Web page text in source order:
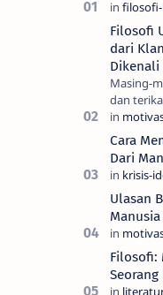
Filosofi
dari
Dikenali
Masing-
dan
dan kesadaran kita, semua itu adalah
yang
Cara
Dari
Ulasan
Filosofi: